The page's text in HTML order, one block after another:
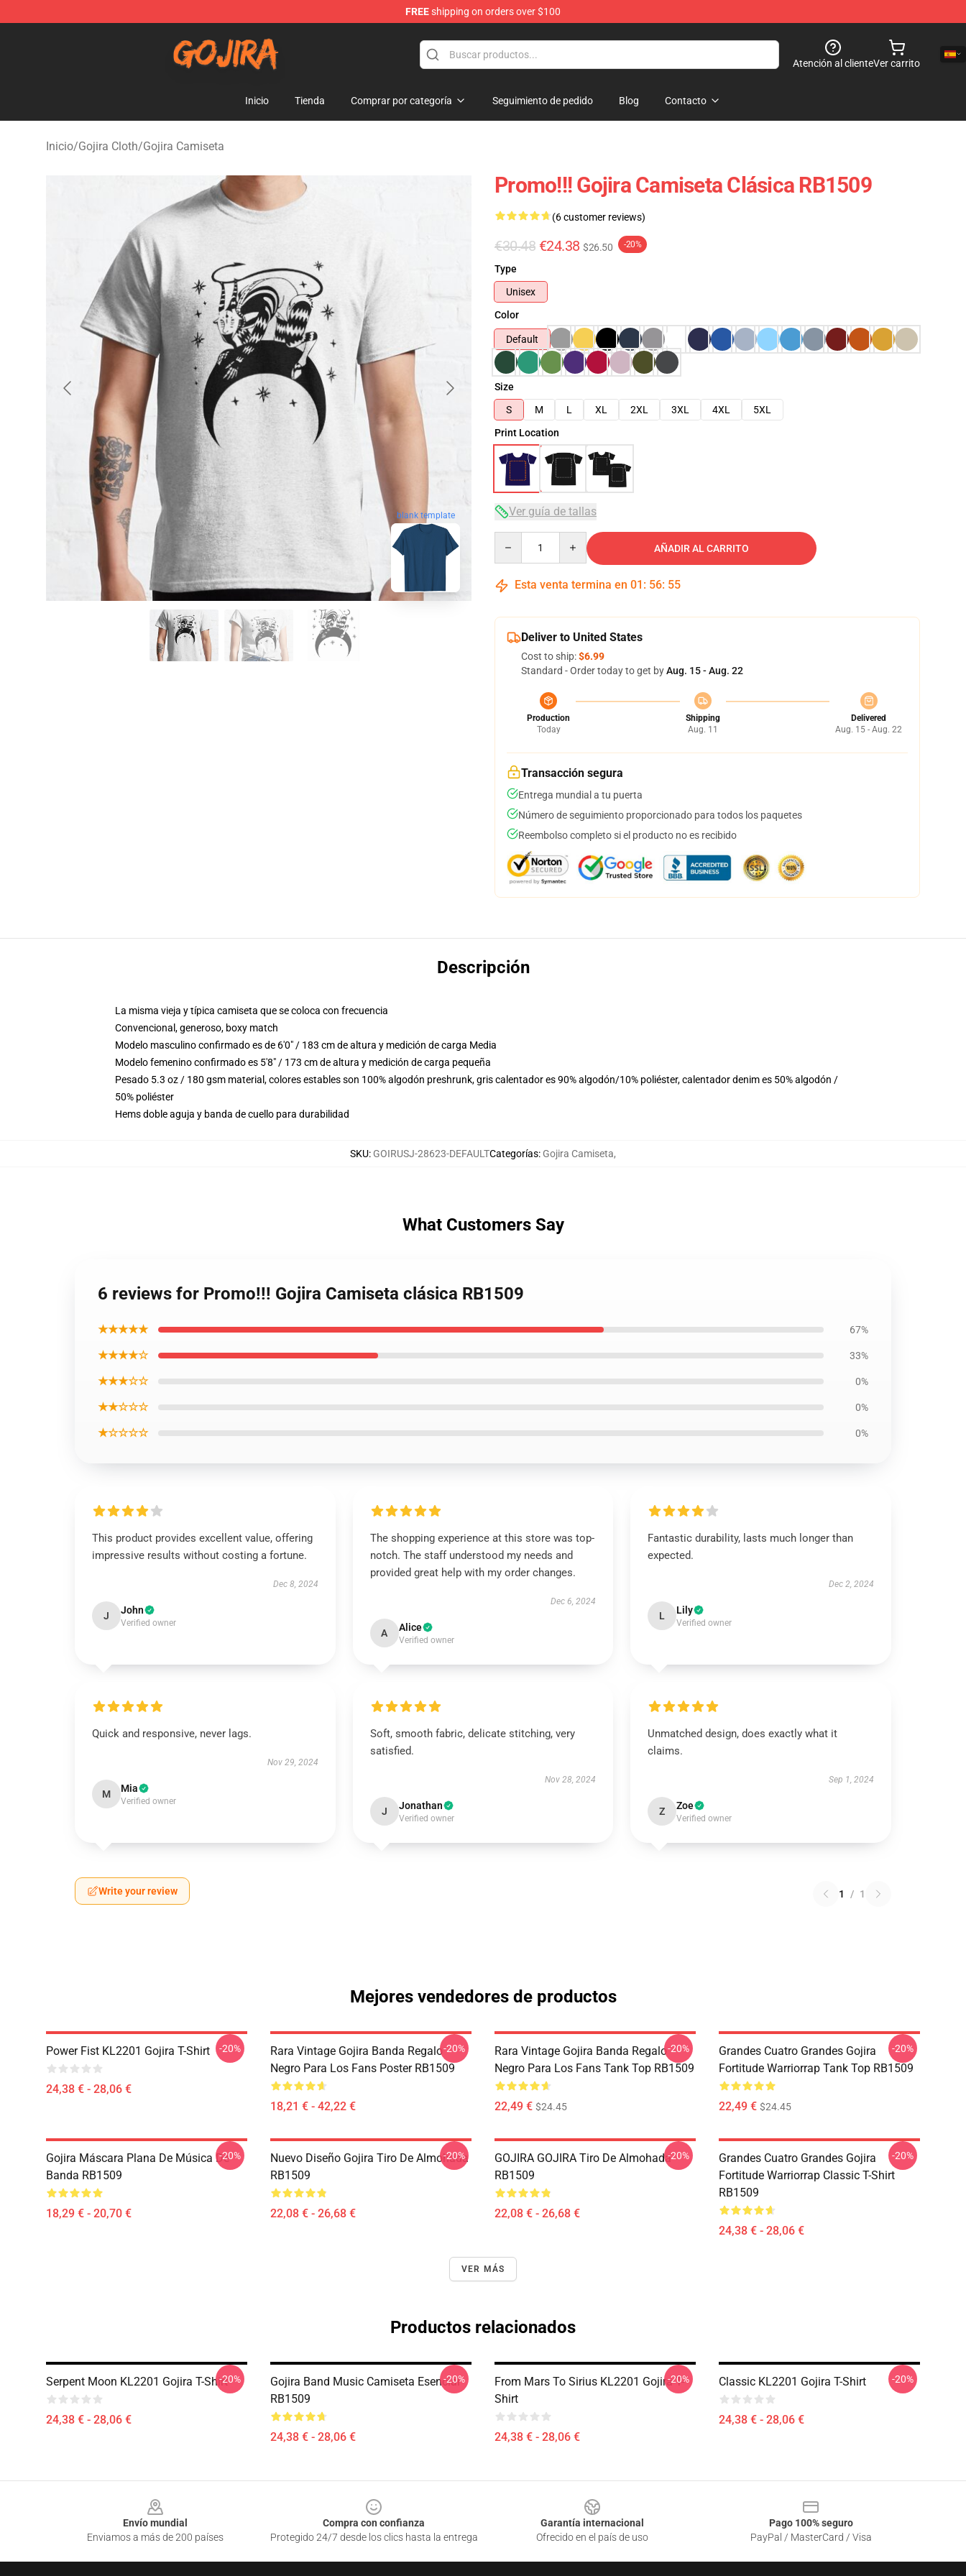
FREEshipping on orders over $100
Atención al clienteVer carrito
Inicio Tienda Comprar por categoría Seguimiento de pedido Blog Contacto
Inicio/Gojira Cloth/Gojira Camiseta
blank template
Promo!!! Gojira Camiseta Clásica RB1509
(6 customer reviews)
€30.48 €24.38 $26.50 -20%
Type
Unisex
Color
Default
Size
S
M L XL 2XL 3XL 4XL
5XL
Print Location
Ver guía de tallas
AÑADIR AL CARRITO
Esta venta termina en 01 : 56: 54
Deliver to United States
Cost to ship:$6.99
Standard - Order today to get byAug. 15 - Aug. 22
Production
Today
Shipping
Aug. 11
Delivered
Aug. 15 - Aug. 22
Transacción segura
Entrega mundial a tu puerta
Número de seguimiento proporcionado para todos los paquetes
Reembolso completo si el producto no es recibido
Descripción
La misma vieja y típica camiseta que se coloca con frecuencia
Convencional, generoso, boxy match
Modelo masculino confirmado es de 6'0" / 183 cm de altura y medición de carga Media
Modelo femenino confirmado es 5'8" / 173 cm de altura y medición de carga pequeña
Pesado 5.3 oz / 180 gsm material, colores estables son 100% algodón preshrunk, gris calentador es 90% algodón/10% poliéster, calentador denim es 50% algodón /
50% poliéster
Hems doble aguja y banda de cuello para durabilidad
SKU: GOIRUSJ-28623-DEFAULTCategorías: Gojira Camiseta,
What Customers Say
6 reviews for Promo!!! Gojira Camiseta clásica RB1509
★★★★★ 67%
★★★★☆ 33%
★★★☆☆ 0%
★★☆☆☆ 0%
★☆☆☆☆ 0%
This product provides excellent value, offering
impressive results without costing a fortune.
Dec 8, 2024
J John
Verified owner
The shopping experience at this store was top-
notch. The staff understood my needs and
provided great help with my order changes.
Dec 6, 2024
A Alice
Verified owner
Fantastic durability, lasts much longer than
expected.
Dec 2, 2024
L Lily
Verified owner
Quick and responsive, never lags.
Nov 29, 2024
M Mia
Verified owner
Soft, smooth fabric, delicate stitching, very
satisfied.
Nov 28, 2024
J Jonathan
Verified owner
Unmatched design, does exactly what it
claims.
Sep 1, 2024
Z Zoe
Verified owner
Write your review 1 / 1
Mejores vendedores de productos
Power Fist KL2201 Gojira T-Shirt
24,38 € - 28,06 €
-20%
Rara Vintage Gojira Banda Regalo
Negro Para Los Fans Poster RB1509
18,21 € - 42,22 €
-20%
Rara Vintage Gojira Banda Regalo
Negro Para Los Fans Tank Top RB1509
22,49 € $24.45
-20%
Grandes Cuatro Grandes Gojira
Fortitude Warriorrap Tank Top RB1509
22,49 € $24.45
-20%
Gojira Máscara Plana De Música De
Banda RB1509
18,29 € - 20,70 €
-20%
Nuevo Diseño Gojira Tiro De Almohada
RB1509
22,08 € - 26,68 €
-20%
GOJIRA GOJIRA Tiro De Almohada
RB1509
22,08 € - 26,68 €
-20%
Grandes Cuatro Grandes Gojira
Fortitude Warriorrap Classic T-Shirt
RB1509
24,38 € - 28,06 €
-20%
VER MÁS
Productos relacionados
Serpent Moon KL2201 Gojira T-Shirt
24,38 € - 28,06 €
-20%
Gojira Band Music Camiseta Esencial
RB1509
24,38 € - 28,06 €
-20%
From Mars To Sirius KL2201 Gojira T-
Shirt
24,38 € - 28,06 €
-20% Classic KL2201 Gojira T-Shirt
24,38 € - 28,06 €
-20%
Envío mundial
Enviamos a más de 200 países
Compra con confianza
Protegido 24/7 desde los clics hasta la entrega
Garantía internacional
Ofrecido en el país de uso
Pago 100% seguro
PayPal / MasterCard / Visa